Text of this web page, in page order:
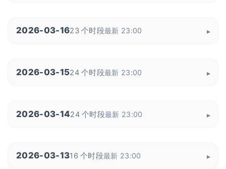
2026-03-1623 个时段最新 23:00
2026-03-1524 个时段最新 23:00
2026-03-1424 个时段最新 23:00
2026-03-1316 个时段最新 23:00